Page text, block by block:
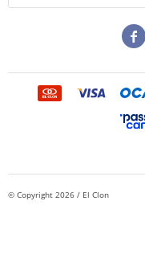

© Copyright 2026 / El Clon